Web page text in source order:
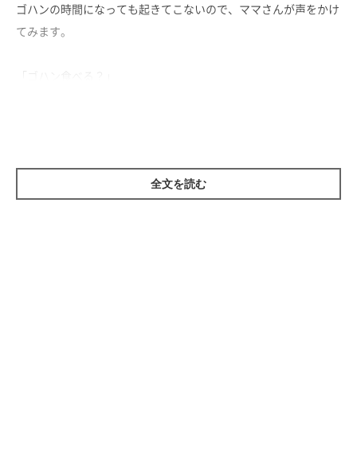
ゴハンの時間になっても起きてこないので、ママさんが声をかけ
てみます。
「ゴハン食べる？」
スクッ！
全文を読む